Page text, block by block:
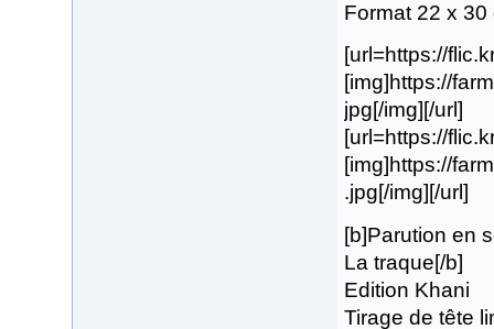
Format 22 x 30
[url=https://
[img]https://
jpg[/img][/url]
[url=https://
[img]https://
.jpg[/img][/url]
[b]Parution en
La traque[/b]
Edition Khani
Tirage de tête